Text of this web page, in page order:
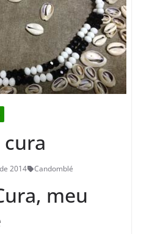
cura
2014 Candomblé
meu